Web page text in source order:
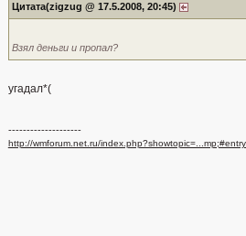
Цитата(zigzug @ 17.5.2008, 20:45)
Взял деньги и пропал?
угадал*(
--------------------
http://wmforum.net.ru/